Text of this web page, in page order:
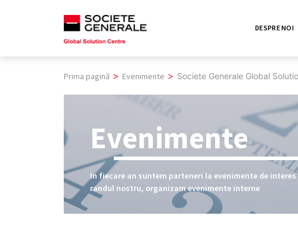
DESPRE NOI
Prima pagină > Evenimente > Societe Generale Global
Evenimente
In fiecare an suntem parteneri la evenimente de
randul nostru, organizam evenimente interne